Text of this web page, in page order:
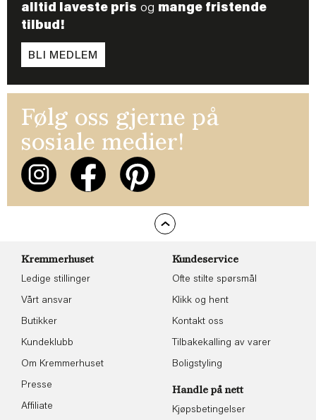
alltid laveste pris og mange fristende
tilbud!
BLI MEDLEM
Følg oss gjerne på
sosiale medier!
Kremmerhuset
Ledige stillinger
Vårt ansvar
Butikker
Kundeklubb
Om Kremmerhuset
Presse
Affiliate
Kundeservice
Ofte stilte spørsmål
Klikk og hent
Kontakt oss
Tilbakekalling av varer
Boligstyling
Handle på nett
Kjøpsbetingelser